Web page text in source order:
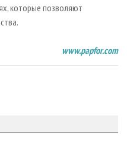
которые позволяют
www.papfor.com